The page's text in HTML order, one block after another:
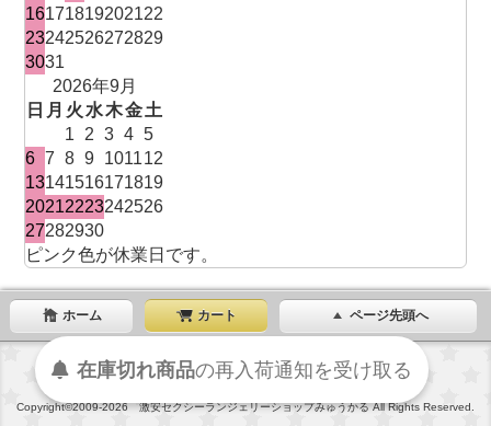
16171819202122
23242526272829
3031
2026年9月
日 月 火 水木金土
1
2 3 4 5
6 7 8 9 101112
13141516171819
20212223242526
27282930
ピンク色が休業日です。
ホーム カート ページ先頭へ
表示切替 : スマートフォン |PC版
Copyright©2009-2026 激安セクシーランジェリーショップみゅうかる All Rights Reserved.
在庫切れ商品の再入荷通知を受け取る